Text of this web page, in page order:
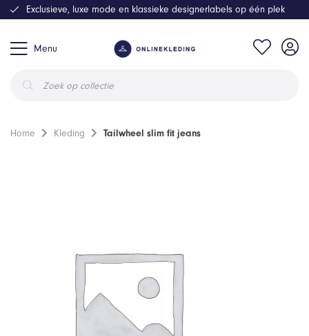
Menu
zoeken
Exclusieve, luxe mode en klassieke designerlabels op één plek
Home Kleding Tailwheel slim fit jeans